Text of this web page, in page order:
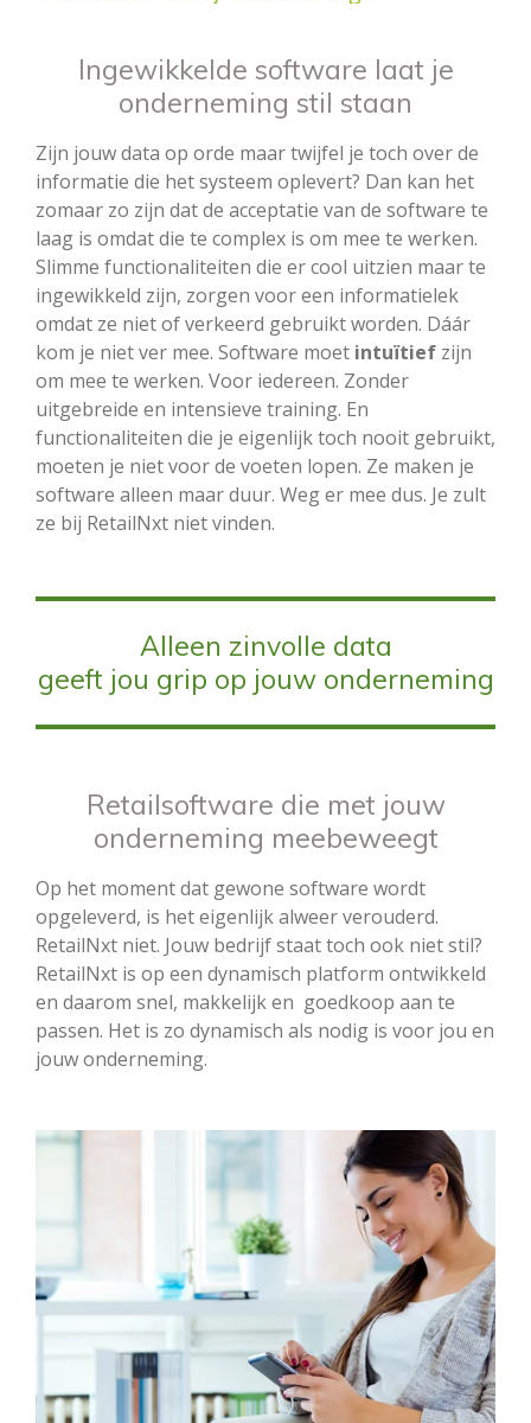
Ingewikkelde software laat je
onderneming stil staan
Zijn jouw data op orde maar twijfel je toch over de
informatie die het systeem oplevert? Dan kan het
zomaar zo zijn dat de acceptatie van de software te
laag is omdat die te complex is om mee te werken.
Slimme functionaliteiten die er cool uitzien maar te
ingewikkeld zijn, zorgen voor een informatielek
omdat ze niet of verkeerd gebruikt worden. Dáár
kom je niet ver mee. Software moet intuïtief zijn
om mee te werken. Voor iedereen. Zonder
uitgebreide en intensieve training. En
functionaliteiten die je eigenlijk toch nooit gebruikt,
moeten je niet voor de voeten lopen. Ze maken je
software alleen maar duur. Weg er mee dus. Je zult
ze bij RetailNxt niet vinden.
Alleen zinvolle data
geeft jou grip op jouw onderneming
Retailsoftware die met jouw
onderneming meebeweegt
Op het moment dat gewone software wordt
opgeleverd, is het eigenlijk alweer verouderd.
RetailNxt niet. Jouw bedrijf staat toch ook niet stil?
RetailNxt is op een dynamisch platform ontwikkeld
en daarom snel, makkelijk en goedkoop aan te
passen. Het is zo dynamisch als nodig is voor jou en
jouw onderneming.